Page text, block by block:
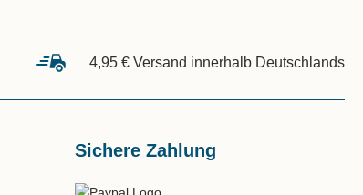
4,95 € Versand innerhalb Deutschlands
Sichere Zahlung